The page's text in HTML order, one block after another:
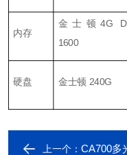
内存
金士顿4G
1600
硬盘 金士顿 240G
上一个： CA700多